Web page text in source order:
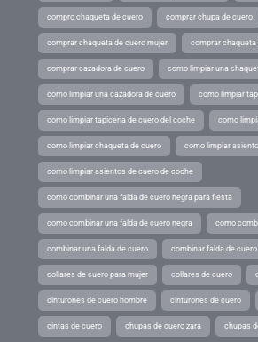
compro chaqueta de cuero comprar chupa de cuero
comprar chaqueta de cuero mujer comprar chaqueta
comprar cazadora de cuero como limpiar una
como limpiar una cazadora de cuero como limpiar
como limpiar tapiceria de cuero del coche como
como limpiar chaqueta de cuero como limpiar
como limpiar asientos de cuero de coche
como combinar una falda de cuero negra para fiesta
como combinar una falda de cuero negra como
combinar una falda de cuero combinar falda de cuero
collares de cuero para mujer collares de cuero
cinturones de cuero hombre cinturones de cuero
cintas de cuero chupas de cuero zara chupas